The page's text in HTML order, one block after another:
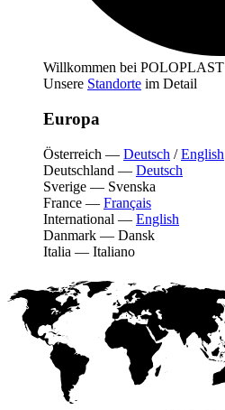
Willkommen bei POLOPLAST
Unsere Standorte im Detail
Europa
Österreich — Deutsch /English
Deutschland — Deutsch
Sverige — Svenska
France — Français
International — English
Danmark — Dansk
Italia — Italiano